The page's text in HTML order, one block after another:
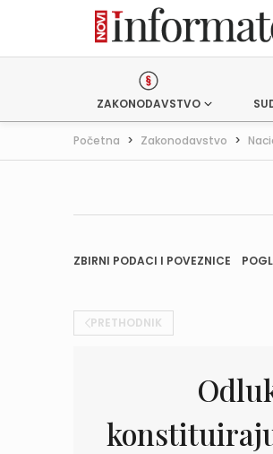
ZAKONODAVSTVO
Početna > Zakonodavstvo >
ZBIRNI PODACI I POVEZNICE
PRETHODNIK